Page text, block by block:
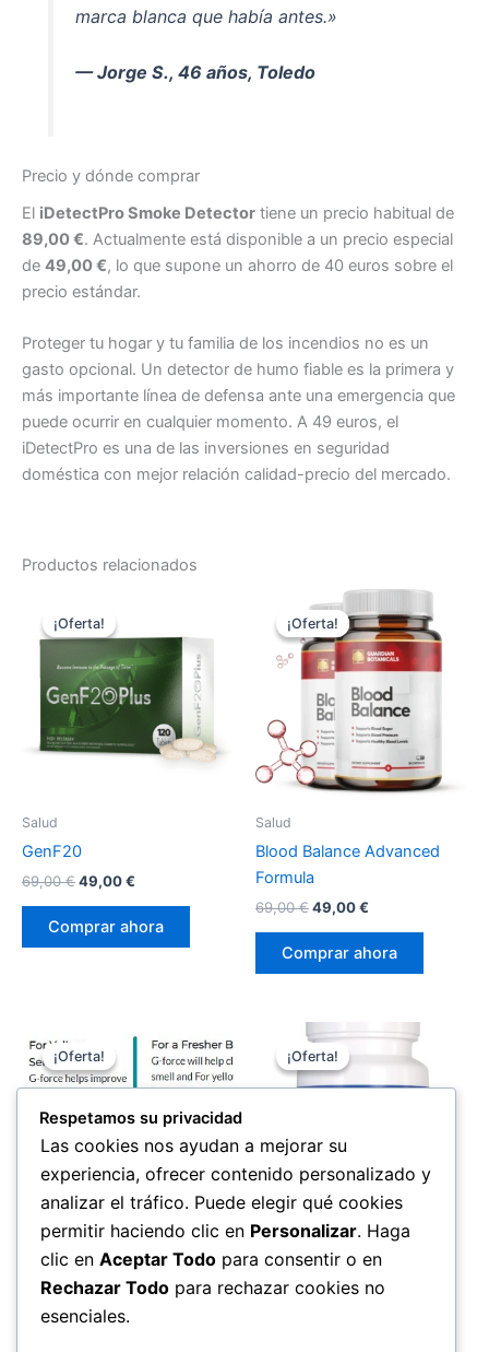
marca blanca que había antes.»
— Jorge S., 46 años, Toledo
Precio y dónde comprar
El iDetectPro Smoke Detector tiene un precio habitual de
89,00 €. Actualmente está disponible a un precio especial
de 49,00 €, lo que supone un ahorro de 40 euros sobre el
precio estándar.
Proteger tu hogar y tu familia de los incendios no es un
gasto opcional. Un detector de humo fiable es la primera y
más importante línea de defensa ante una emergencia que
puede ocurrir en cualquier momento. A 49 euros, el
iDetectPro es una de las inversiones en seguridad
doméstica con mejor relación calidad-precio del mercado.
Productos relacionados
¡Oferta!
¡Oferta!
Salud
GenF20
69,00€El
original
era:
49,00€
es:
Comprar ahora
¡Oferta!
¡Oferta!
Salud
Blood Balance Advanced
Formula
69,00€El
original
era:
49,00€
es:
Comprar ahora
¡Oferta!
¡Oferta!
Salud
GForce
69,00€ El
precio
original
era:
49,00€El
precio
Comprar ahora
¡Oferta!
¡Oferta!
Salud
Flexopril Ultra
Respetamos su privacidad
Las cookies nos ayudan a mejorar su
experiencia, ofrecer contenido personalizado y
analizar el tráfico. Puede elegir qué cookies
permitir haciendo clic en Personalizar. Haga
clic en Aceptar Todo para consentir o en
Rechazar Todo para rechazar cookies no
esenciales.